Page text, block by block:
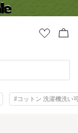
#コットン 洗濯機洗い